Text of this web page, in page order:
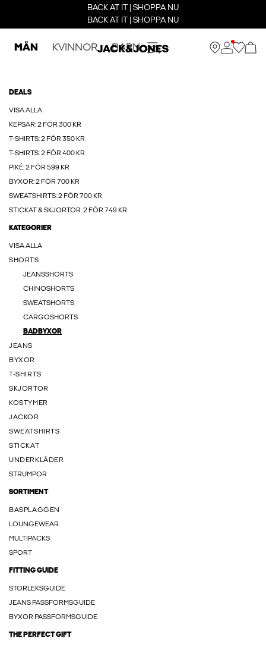
BACK AT IT | SHOPPA NU
BACK AT IT | SHOPPA NU
MÄN KVINNOR BARN
DEALS
VISA ALLA
KEPSAR: 2 FÖR 300 KR
T-SHIRTS: 2 FÖR 350 KR
T-SHIRTS: 2 FÖR 400 KR
PIKÉ: 2 FÖR 599 KR
BYXOR: 2 FÖR 700 KR
SWEATSHIRTS: 2 FÖR 700 KR
STICKAT & SKJORTOR: 2 FÖR 749 KR
KATEGORIER
VISA ALLA
SHORTS
JEANSSHORTS
CHINOSHORTS
SWEATSHORTS
CARGOSHORTS
BADBYXOR
JEANS
BYXOR
T-SHIRTS
SKJORTOR
KOSTYMER
JACKOR
SWEATSHIRTS
STICKAT
UNDERKLÄDER
STRUMPOR
SORTIMENT
BASPLAGGEN
LOUNGEWEAR
MULTIPACKS
SPORT
FITTING GUIDE
STORLEKSGUIDE
JEANS PASSFORMSGUIDE
BYXOR PASSFORMSGUIDE
THE PERFECT GIFT